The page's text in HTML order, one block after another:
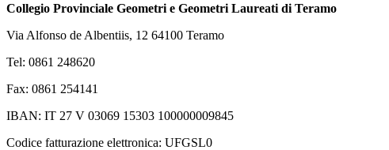
Collegio Provinciale Geometri e Geometri Laureati di Teramo
Via Alfonso de Albentiis, 12 64100 Teramo
Tel: 0861 248620
Fax: 0861 254141
IBAN: IT 27 V 03069 15303 100000009845
Codice fatturazione elettronica: UFGSL0